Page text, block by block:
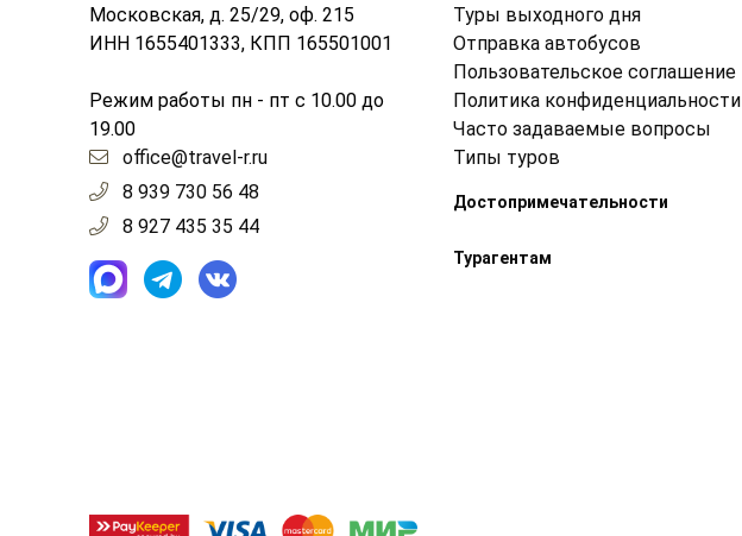
Московская, д. 25/29, оф. 215
ИНН 1655401333, КПП 165501001
Режим работы пн - пт с 10.00 до
19.00
office@travel-r.ru
8 939 730 56 48
8 927 435 35 44
Туры выходного дня
Отправка автобусов
Пользовательское соглашение
Политика конфиденциальности
Часто задаваемые вопросы
Типы туров
Достопримечательности
Турагентам